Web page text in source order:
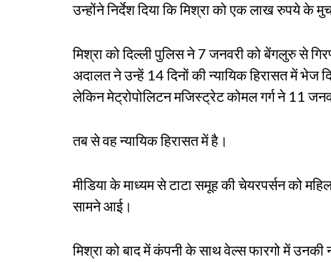
उन्होंने निर्देश दिया कि मिश्रा को एक लाख रुपये के
मिश्रा को दिल्ली पुलिस ने 7 जनवरी को बेंगलुरु से
अदालत ने उन्हें 14 दिनों की न्यायिक हिरासत में भेज
लेकिन मेट्रोपोलिटन मजिस्ट्रेट कोमल गर्ग ने 11
तब से वह न्यायिक हिरासत में है।
मीडिया के माध्यम से टाटा समूह की चेयरपर्सन को
सामने आई।
मिश्रा को बाद में कंपनी के साथ वेल्स फारगो में